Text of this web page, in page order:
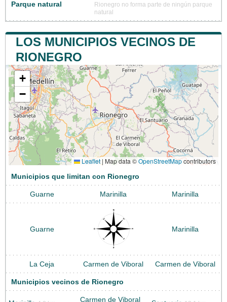
Parque natural
Rionegro no forma parte de ningún parque
natural
LOS MUNICIPIOS VECINOS DE
RIONEGRO
+
−
Leaflet | Map data ©OpenStreetMapcontributors
Municipios que limitan con Rionegro
Guarne Marinilla Marinilla
Guarne Marinilla
La Ceja Carmen de Viboral Carmen de Viboral
Municipios vecinos de Rionegro
Carmen de Viboral